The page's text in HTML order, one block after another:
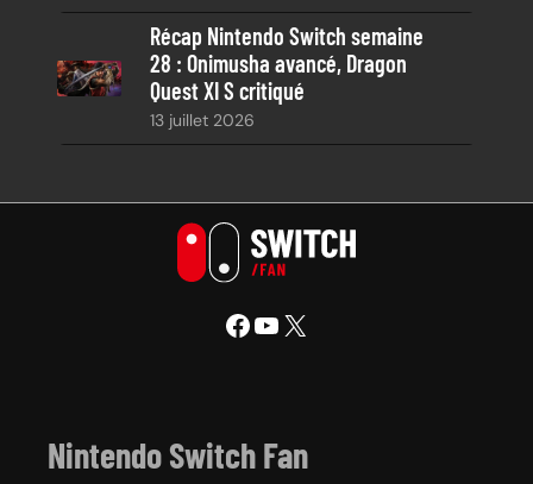
Récap Nintendo Switch semaine
28 : Onimusha avancé, Dragon
Quest XI S critiqué
13 juillet 2026
Facebook YouTube X
Nintendo Switch Fan